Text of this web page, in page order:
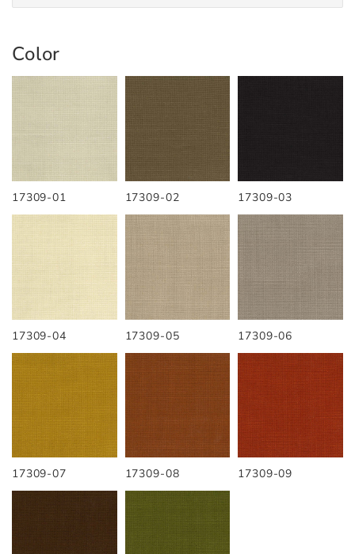
Color
17309-01 17309-02 17309-03
17309-04 17309-05 17309-06
17309-07 17309-08 17309-09